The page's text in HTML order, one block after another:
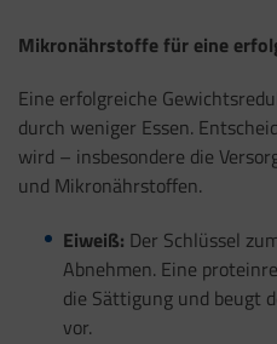
Mikronährstoffe für eine
Eine erfolgreiche
durch weniger Essen.
wird – insbesondere die
und Mikronährstoffen.
Eiweiß: Der Schlüssel
Abnehmen. Eine
die Sättigung und beugt
vor.